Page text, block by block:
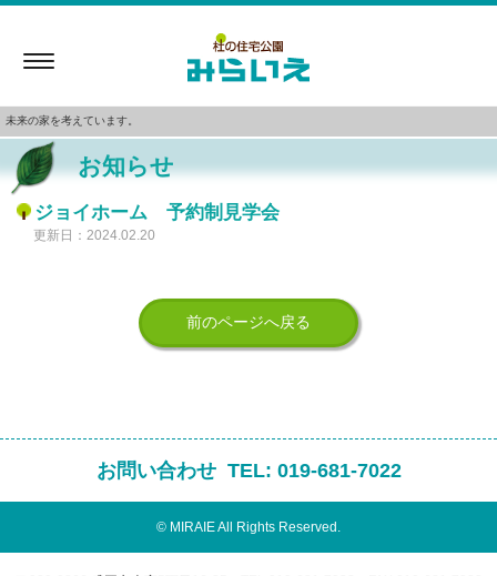
Toggle
未来の家を考えています。
お知らせ
ジョイホーム 予約制見学会
更新日：2024.02.20
前のページへ戻る
お問い合わせ TEL: 019-681-7022
© MIRAIE All Rights Reserved.